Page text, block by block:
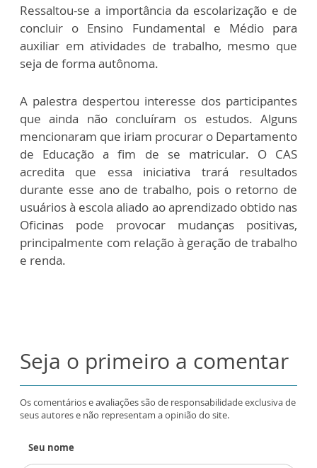
Ressaltou-se a importância da escolarização e de
concluir o Ensino Fundamental e Médio para
auxiliar em atividades de trabalho, mesmo que
seja de forma autônoma.
A palestra despertou interesse dos participantes
que ainda não concluíram os estudos. Alguns
mencionaram que iriam procurar o Departamento
de Educação a fim de se matricular. O CAS
acredita que essa iniciativa trará resultados
durante esse ano de trabalho, pois o retorno de
usuários à escola aliado ao aprendizado obtido nas
Oficinas pode provocar mudanças positivas,
principalmente com relação à geração de trabalho
e renda.
Seja o primeiro a comentar
Os comentários e avaliações são de responsabilidade exclusiva de
seus autores e não representam a opinião do site.
Seu nome